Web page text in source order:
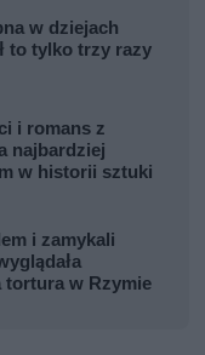
w dziejach
to tylko trzy razy
i romans z
najbardziej
w historii sztuki
i zamykali
tortura w Rzymie